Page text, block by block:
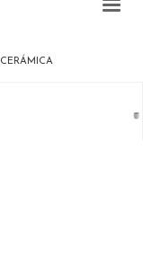
CERÁMICA